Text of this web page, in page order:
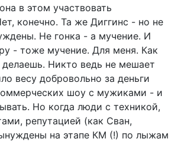
в этом участвовать
конечно. Та же Диггинс - но не
Не гонка - а мучение. И
- тоже мучение. Для меня. Как
Никто ведь не мешает
весу добровольно за деньги
шоу с мужиками - и
Но когда люди с техникой,
репутацией (как Сван,
на этапе КМ (!) по лыжам